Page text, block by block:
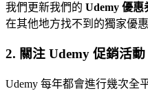
我們更新我們的 Udemy 優惠
在其他地方找不到的獨家優惠
2. 關注 Udemy 促銷活動
Udemy 每年都會進行幾次全